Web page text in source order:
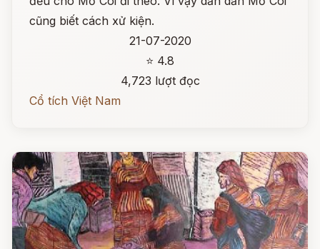
cũng biết cách xử kiện.
21-07-2020
⭐ 4.8
4,723 lượt đọc
Cổ tích Việt Nam